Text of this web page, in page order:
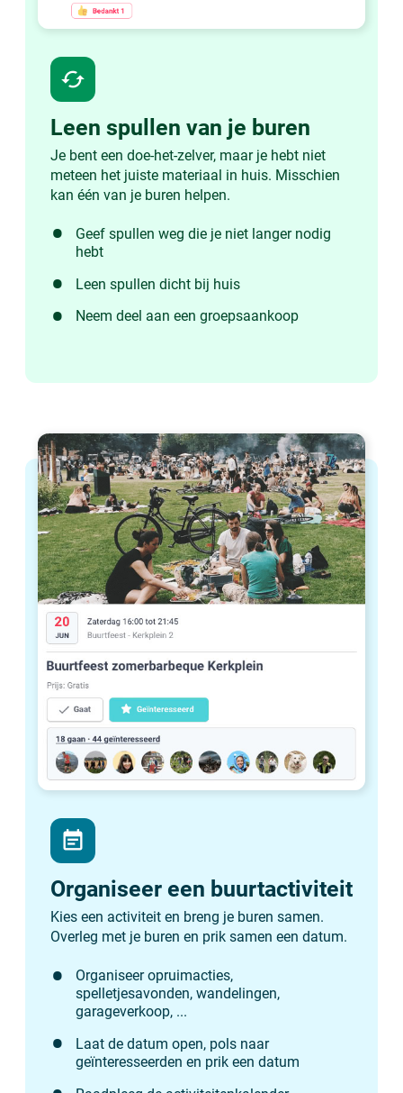
cached
Leen spullen van je buren
Je bent een doe-het-zelver, maar je hebt niet
meteen het juiste materiaal in huis. Misschien
kan één van je buren helpen.
Geef spullen weg die je niet langer nodig
hebt
Leen spullen dicht bij huis
Neem deel aan een groepsaankoop
event_note
Organiseer een buurtactiviteit
Kies een activiteit en breng je buren samen.
Overleg met je buren en prik samen een datum.
Organiseer opruimacties,
spelletjesavonden, wandelingen,
garageverkoop, ...
Laat de datum open, pols naar
geïnteresseerden en prik een datum